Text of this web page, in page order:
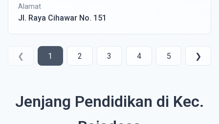
Alamat
Jl. Raya Cihawar No. 151
❮ 1 2 3 4 5 ❯
Jenjang Pendidikan di Kec.